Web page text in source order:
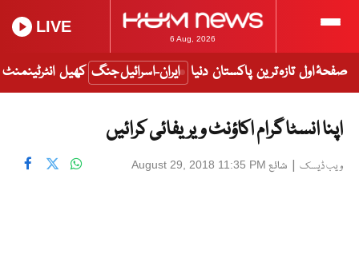
6 Aug, 2026
LIVE
صفحۂ اول تازہ ترین پاکستان دنیا ایران-اسرائیل جنگ کھیل انٹرٹینمنٹ
اپنا انسٹا گرام اکاؤنٹ ویریفائی کرائیں
ویب ڈیسک | شائع August 29, 2018 11:35 PM